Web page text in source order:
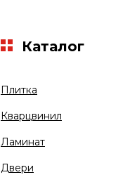
Плитка
Кварцвинил
Ламинат
Двери
Каталог